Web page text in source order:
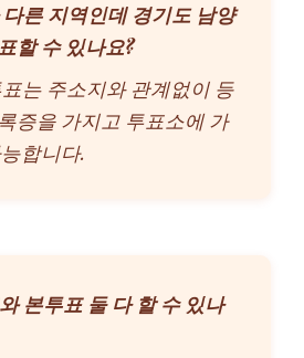
른 지역인데 경기도 남양
할 수 있나요?
는 주소지와 관계없이 등
증을 가지고 투표소에 가
합니다.
본투표 둘 다 할 수 있나